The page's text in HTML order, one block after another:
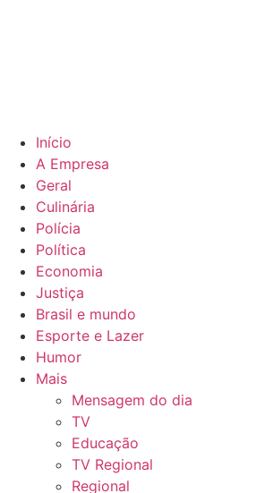
Início
A Empresa
Geral
Culinária
Polícia
Política
Economia
Justiça
Brasil e mundo
Esporte e Lazer
Humor
Mais
Mensagem do dia
TV
Educação
TV Regional
Regional